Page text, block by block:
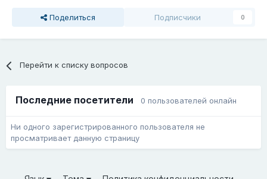
Поделиться Подписчики 0
Перейти к списку вопросов
Последние посетители 0 пользователей онлайн
Ни одного зарегистрированного пользователя не
просматривает данную страницу